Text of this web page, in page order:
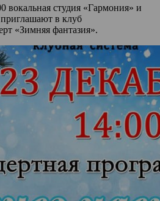
вокальная студия «Гармония» и
в клуб
«Зимняя фантазия».